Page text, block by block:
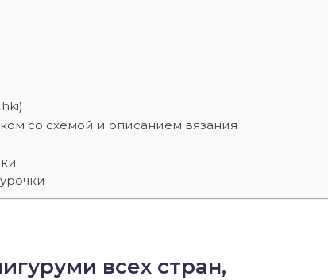
со схемой и описанием вязания
всех стран,